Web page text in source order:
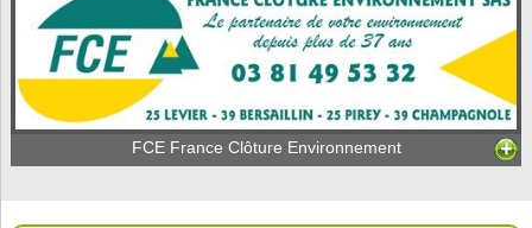
FCE France Clôture Environnement